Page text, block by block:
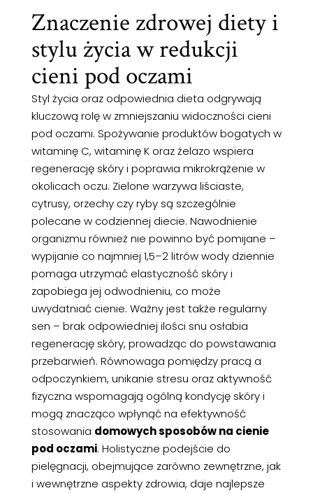
Znaczenie zdrowej diety i
stylu życia w redukcji
cieni pod oczami
Styl życia oraz odpowiednia dieta odgrywają
kluczową rolę w zmniejszaniu widoczności cieni
pod oczami. Spożywanie produktów bogatych w
witaminę C, witaminę K oraz żelazo wspiera
regenerację skóry i poprawia mikrokrążenie w
okolicach oczu. Zielone warzywa liściaste,
cytrusy, orzechy czy ryby są szczególnie
polecane w codziennej diecie. Nawodnienie
organizmu również nie powinno być pomijane –
wypijanie co najmniej 1,5–2 litrów wody dziennie
pomaga utrzymać elastyczność skóry i
zapobiega jej odwodnieniu, co może
uwydatniać cienie. Ważny jest także regularny
sen – brak odpowiedniej ilości snu osłabia
regenerację skóry, prowadząc do powstawania
przebarwień. Równowaga pomiędzy pracą a
odpoczynkiem, unikanie stresu oraz aktywność
fizyczna wspomagają ogólną kondycję skóry i
mogą znacząco wpłynąć na efektywność
stosowania domowych sposobów na cienie
pod oczami. Holistyczne podejście do
pielęgnacji, obejmujące zarówno zewnętrzne, jak
i wewnętrzne aspekty zdrowia, daje najlepsze